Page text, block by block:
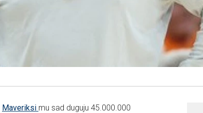
Maveriksi mu sad duguju 45.000.000